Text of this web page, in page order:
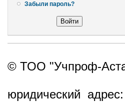
Забыли пароль?
© ТОО "Учпроф-
юридический